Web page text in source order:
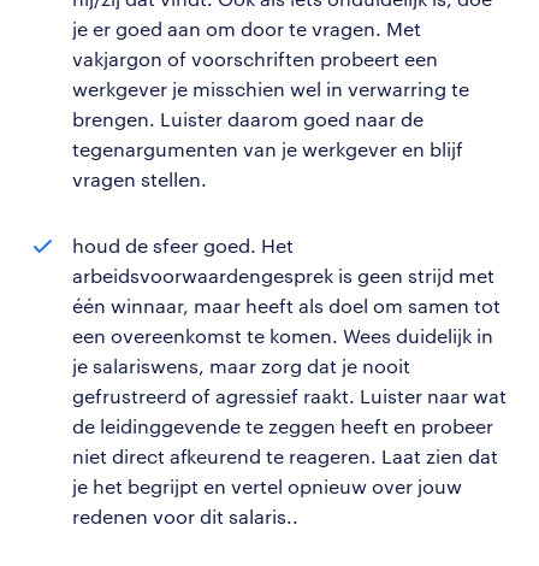
je er goed aan om door te vragen. Met
vakjargon of voorschriften probeert een
werkgever je misschien wel in verwarring te
brengen. Luister daarom goed naar de
tegenargumenten van je werkgever en blijf
vragen stellen.
houd de sfeer goed. Het
arbeidsvoorwaardengesprek is geen strijd met
één winnaar, maar heeft als doel om samen tot
een overeenkomst te komen. Wees duidelijk in
je salariswens, maar zorg dat je nooit
gefrustreerd of agressief raakt. Luister naar wat
de leidinggevende te zeggen heeft en probeer
niet direct afkeurend te reageren. Laat zien dat
je het begrijpt en vertel opnieuw over jouw
redenen voor dit salaris..